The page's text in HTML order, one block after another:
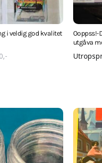
i veldig god kvalitet
,-
Ooppss!-
utgåva